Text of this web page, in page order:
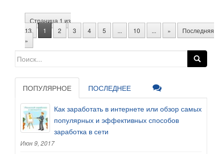
Страница 1 из
13
1 2 3 4 5 ... 10 ... »
Последняя
»
Search for:
ПОПУЛЯРНОЕ ПОСЛЕДНЕЕ
Как заработать в интернете или обзор самых
популярных и эффективных способов
заработка в сети
Июн 9, 2017